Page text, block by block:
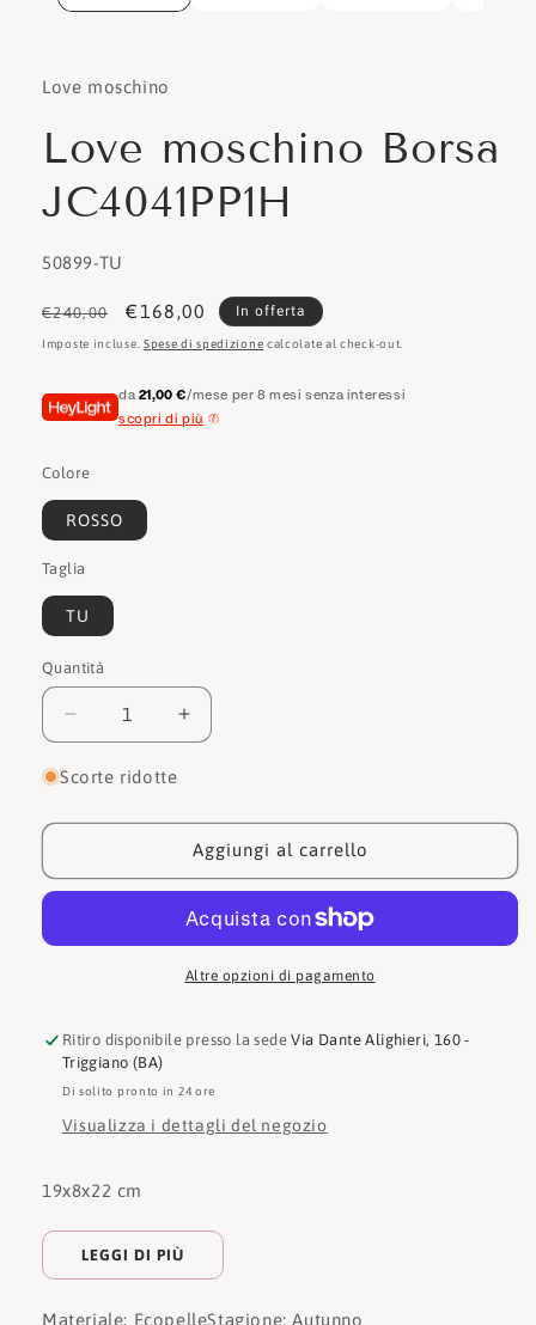
Love moschino
Love moschino Borsa
JC4041PP1H
SKU:
50899-TU
Prezzo
di
€240,00
Prezzo
scontato
€168,00 In offerta
Imposte incluse. Spese di spedizione calcolate al check-out.
da 21,00 €/mese per 8 mesi senza interessi
scopri di più
Colore
ROSSO
Taglia
TU
Quantità
Quantità
Diminuisci
quantità
per
moschino
JC4041PP1H
Aumenta
quantità
moschino
Borsa
JC4041PP1H
Scorte ridotte
Aggiungi al carrello
Altre opzioni di pagamento
Ritiro disponibile presso la sedeVia Dante Alighieri, 160 -
Triggiano (BA)
Di solito pronto in 24 ore
Visualizza i dettagli del negozio
19x8x22 cm
LEGGI DI PIÙ
Materiale: EcopelleStagione: Autunno